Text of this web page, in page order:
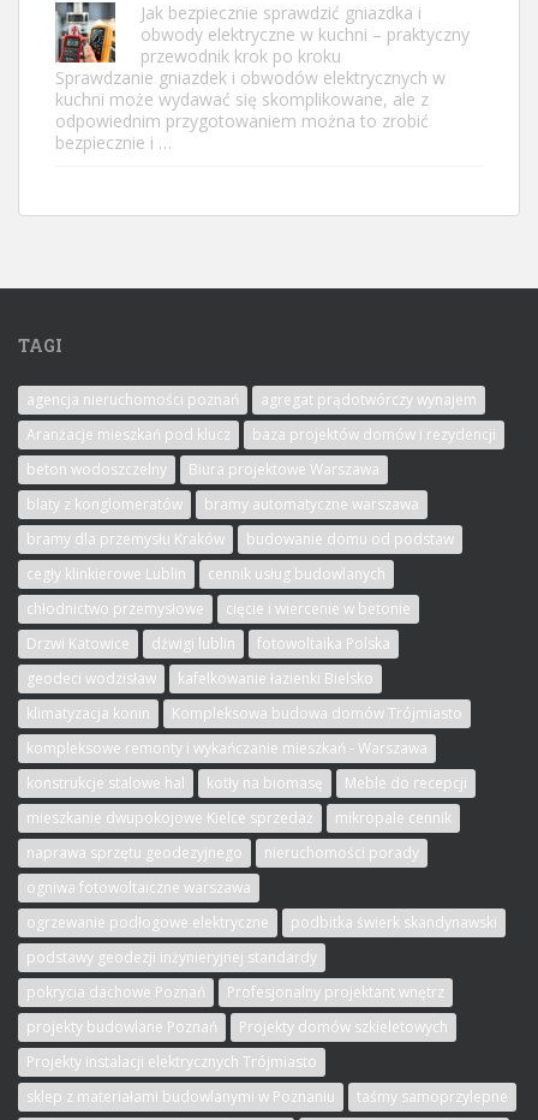
Jak bezpiecznie sprawdzić gniazdka i
obwody elektryczne w kuchni – praktyczny
przewodnik krok po kroku
Sprawdzanie gniazdek i obwodów elektrycznych w
kuchni może wydawać się skomplikowane, ale z
odpowiednim przygotowaniem można to zrobić
bezpiecznie i …
TAGI
agencja nieruchomości poznań
agregat prądotwórczy wynajem
Aranżacje mieszkań pod klucz
baza projektów domów i rezydencji
beton wodoszczelny
Biura projektowe Warszawa
blaty z konglomeratów
bramy automatyczne warszawa
bramy dla przemysłu Kraków
budowanie domu od podstaw
cegły klinkierowe Lublin
cennik usług budowlanych
chłodnictwo przemysłowe
cięcie i wiercenie w betonie
Drzwi Katowice
dźwigi lublin
fotowoltaika Polska
geodeci wodzisław
kafelkowanie łazienki Bielsko
klimatyzacja konin
Kompleksowa budowa domów Trójmiasto
kompleksowe remonty i wykańczanie mieszkań - Warszawa
konstrukcje stalowe hal
kotły na biomasę
Meble do recepcji
mieszkanie dwupokojowe Kielce sprzedaż
mikropale cennik
naprawa sprzętu geodezyjnego
nieruchomości porady
ogniwa fotowoltaiczne warszawa
ogrzewanie podłogowe elektryczne
podbitka świerk skandynawski
podstawy geodezji inżynieryjnej standardy
pokrycia dachowe Poznań
Profesjonalny projektant wnętrz
projekty budowlane Poznań
Projekty domów szkieletowych
Projekty instalacji elektrycznych Trójmiasto
sklep z materiałami budowlanymi w Poznaniu
taśmy samoprzylepne